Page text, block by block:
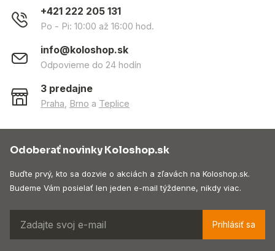
+421 222 205 131
Po - Pi: 10:00 až 16:00 hod.
info@koloshop.sk
Odpovieme do 24 hodín
3 predajne
Praha Brno a Teplice
Odoberať novinky Koloshop.sk
Buďte prvý, kto sa dozvie o akciách a zľavách na Koloshop.sk.
Budeme Vám posielať len jeden e-mail týždenne, nikdy viac.
Prihlásiť sa